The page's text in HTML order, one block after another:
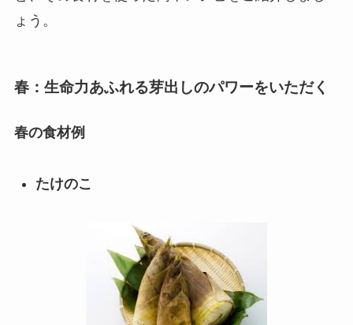
ょう。
春：生命力あふれる芽出しのパワーをいただく
春の食材例
たけのこ